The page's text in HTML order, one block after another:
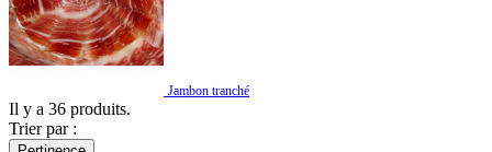
Jambon tranché
Il y a 36 produits.
Trier par :